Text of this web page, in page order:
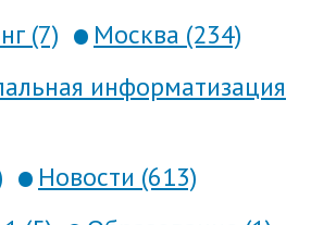
(7)
Москва (234)
информатизация
Новости (613)